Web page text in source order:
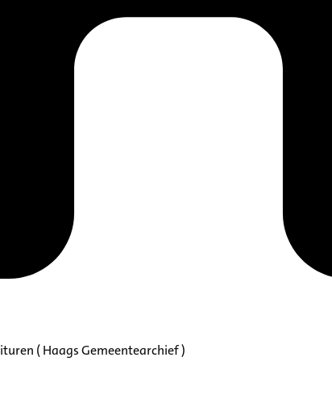
( Haags Gemeentearchief )